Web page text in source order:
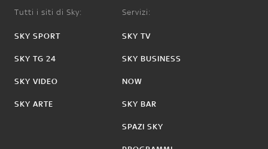
Tutti i siti di Sky:
SKY SPORT
SKY TG 24
SKY VIDEO
SKY ARTE
Servizi:
SKY TV
SKY BUSINESS
NOW
SKY BAR
SPAZI SKY